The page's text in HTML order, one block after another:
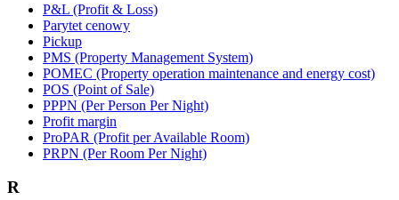
P&L (Profit & Loss)
Parytet cenowy
Pickup
PMS (Property Management System)
POMEC (Property operation maintenance and energy cost)
POS (Point of Sale)
PPPN (Per Person Per Night)
Profit margin
ProPAR (Profit per Available Room)
PRPN (Per Room Per Night)
R